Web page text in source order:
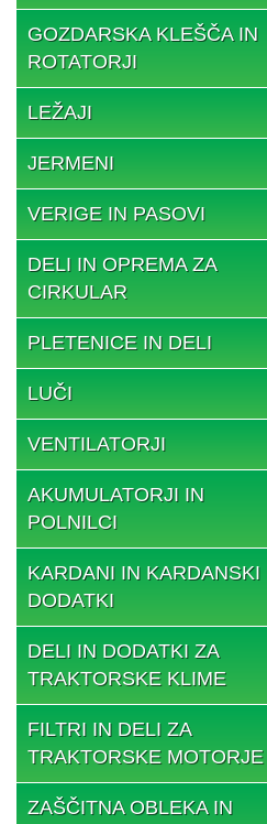
GOZDARSKA KLEŠČA IN
ROTATORJI
LEŽAJI
JERMENI
VERIGE IN PASOVI
DELI IN OPREMA ZA
CIRKULAR
PLETENICE IN DELI
LUČI
VENTILATORJI
AKUMULATORJI IN
POLNILCI
KARDANI IN KARDANSKI
DODATKI
DELI IN DODATKI ZA
TRAKTORSKE KLIME
FILTRI IN DELI ZA
TRAKTORSKE MOTORJE
ZAŠČITNA OBLEKA IN